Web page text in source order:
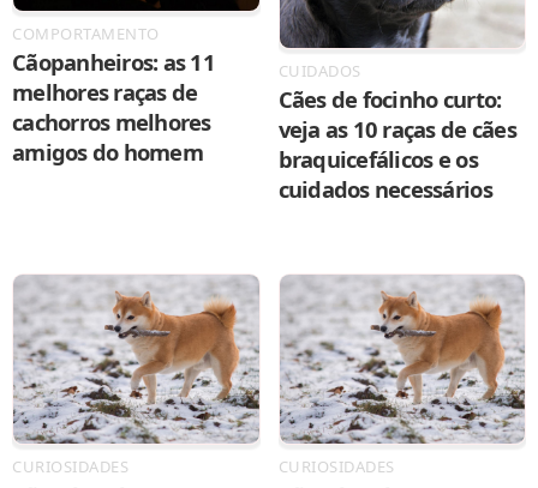
COMPORTAMENTO
Cãopanheiros: as 11
melhores raças de
cachorros melhores
amigos do homem
CUIDADOS
Cães de focinho curto:
veja as 10 raças de cães
braquicefálicos e os
cuidados necessários
CURIOSIDADES CURIOSIDADES